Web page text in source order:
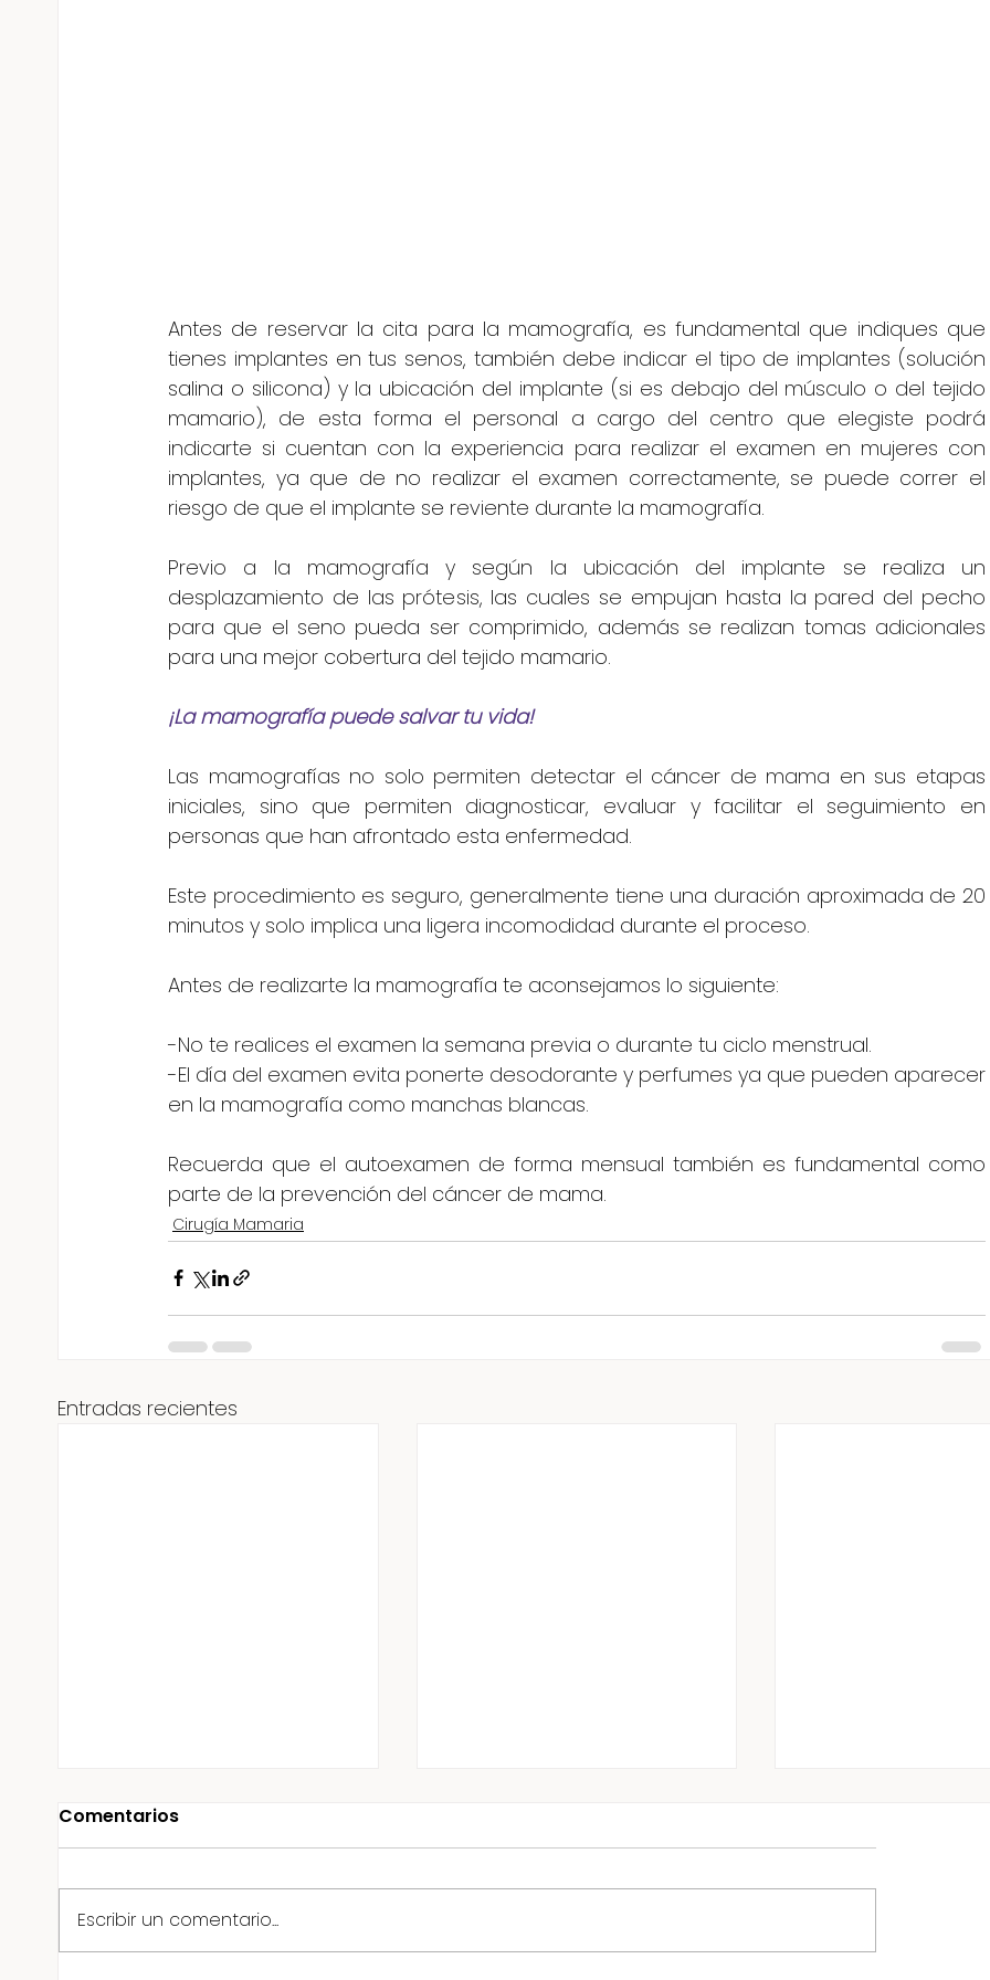
Antes de reservar la cita para la mamografía, es fundamental que indiques que
tienes implantes en tus senos, también debe indicar el tipo de implantes (solución
salina o silicona) y la ubicación del implante (si es debajo del músculo o del tejido
mamario), de esta forma el personal a cargo del centro que elegiste podrá
indicarte si cuentan con la experiencia para realizar el examen en mujeres con
implantes, ya que de no realizar el examen correctamente, se puede correr el
riesgo de que el implante se reviente durante la mamografía.
Previo a la mamografía y según la ubicación del implante se realiza un
desplazamiento de las prótesis, las cuales se empujan hasta la pared del pecho
para que el seno pueda ser comprimido, además se realizan tomas adicionales
para una mejor cobertura del tejido mamario.
¡La mamografía puede salvar tu vida!
Las mamografías no solo permiten detectar el cáncer de mama en sus etapas
iniciales, sino que permiten diagnosticar, evaluar y facilitar el seguimiento en
personas que han afrontado esta enfermedad.
Este procedimiento es seguro, generalmente tiene una duración aproximada de 20
minutos y solo implica una ligera incomodidad durante el proceso.
Antes de realizarte la mamografía te aconsejamos lo siguiente:
-No te realices el examen la semana previa o durante tu ciclo menstrual.
-El día del examen evita ponerte desodorante y perfumes ya que pueden aparecer
en la mamografía como manchas blancas.
Recuerda que el autoexamen de forma mensual también es fundamental como
parte de la prevención del cáncer de mama.
Cirugía Mamaria
Entradas recientes
Comentarios
Escribir un comentario...